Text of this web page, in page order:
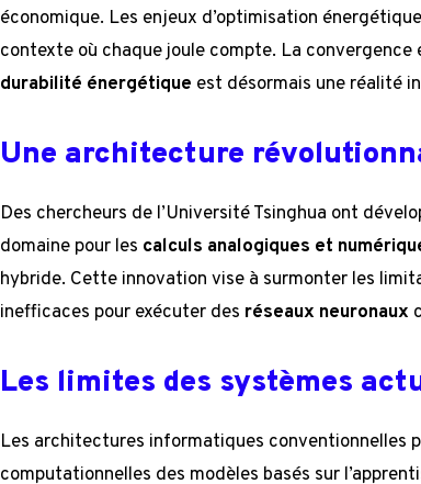
économique. Les enjeux d’optimisation
contexte où chaque joule compte. La convergence
durabilité énergétique est désormais une réalité
Une architecture
Des chercheurs de l’Université Tsinghua ont
domaine pour les calculs analogiques et
hybride. Cette innovation vise à surmonter les
inefficaces pour exécuter des réseaux neuronaux
Les limites des systèmes
Les architectures informatiques conventionnelles
computationnelles des modèles basés sur